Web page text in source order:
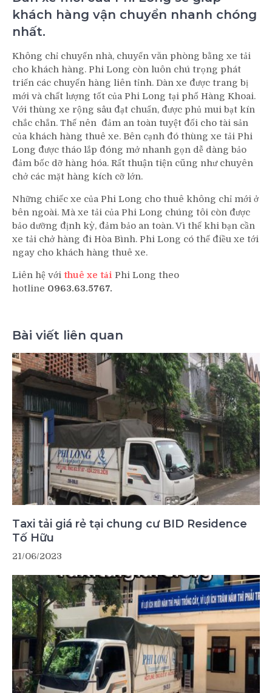
khách hàng vận chuyển nhanh chóng
nhất.
Không chỉ chuyển nhà, chuyển văn phòng bằng xe tải
cho khách hàng. Phi Long còn luôn chú trọng phát
triển các chuyến hàng liên tỉnh. Dàn xe được trang bị
mới và chất lượng tốt của Phi Long tại phố Hàng Khoai.
Với thùng xe rộng sâu đạt chuẩn, được phủ mui bạt kín
chắc chắn. Thế nên đảm an toàn tuyệt đối cho tài sản
của khách hàng thuê xe. Bên cạnh đó thùng xe tải Phi
Long được tháo lắp đóng mở nhanh gọn dễ dàng bảo
đảm bốc dỡ hàng hóa. Rất thuận tiện cũng như chuyên
chở các mặt hàng kích cỡ lớn.
Những chiếc xe của Phi Long cho thuê không chỉ mới ở
bên ngoài. Mà xe tải của Phi Long chúng tôi còn được
bảo dưỡng định kỳ, đảm bảo an toàn. Vì thế khi bạn cần
xe tải chở hàng đi Hòa Bình. Phi Long có thể điều xe tới
ngay cho khách hàng thuê xe.
Liên hệ với thuê xe tải Phi Long theo
hotline 0963.63.5767.
Bài viết liên quan
Taxi tải giá rẻ tại chung cư BID Residence
Tố Hữu
21/06/2023